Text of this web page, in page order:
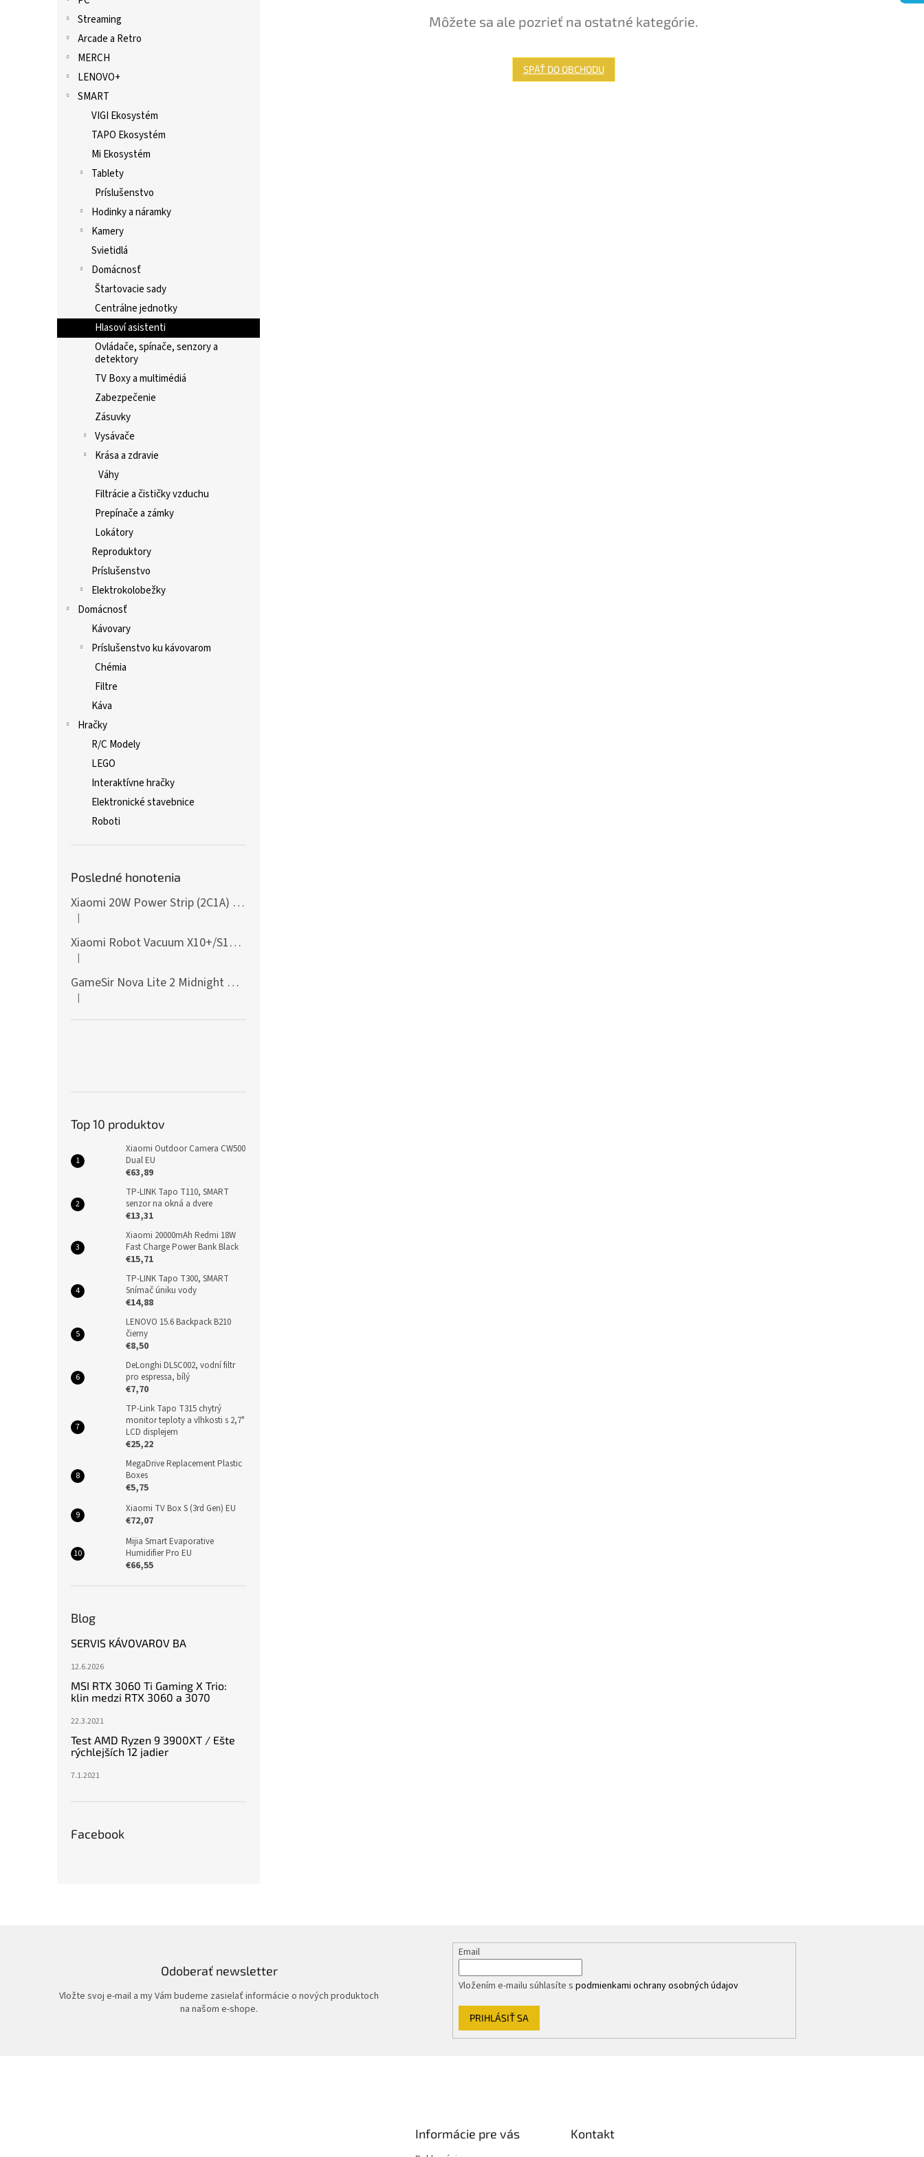
Streaming
Arcade a Retro
MERCH
LENOVO+
SMART
VIGI Ekosystém
TAPO Ekosystém
Mi Ekosystém
Tablety
Príslušenstvo
Hodinky a náramky
Kamery
Svietidlá
Domácnosť
Štartovacie sady
Centrálne jednotky
Hlasoví asistenti
Ovládače, spínače, senzory a
detektory
TV Boxy a multimédiá
Zabezpečenie
Zásuvky
Vysávače
Krása a zdravie
Váhy
Filtrácie a čističky vzduchu
Prepínače a zámky
Lokátory
Reproduktory
Príslušenstvo
Elektrokolobežky
Domácnosť
Kávovary
Príslušenstvo ku kávovarom
Chémia
Filtre
Káva
Hračky
R/C Modely
LEGO
Interaktívne hračky
Elektronické stavebnice
Roboti
Posledné honotenia
Xiaomi 20W Power Strip (2C1A) EU
Hodnotenie produktu je 5 z 5 hviezdičiek.
|
Xiaomi Robot Vacuum X10+/S10+/X10/X20+ Side Brush
Hodnotenie produktu je 5 z 5 hviezdičiek.
|
GameSir Nova Lite 2 Midnight Gray
Hodnotenie produktu je 5 z 5 hviezdičiek.
|
Top 10 produktov
Xiaomi Outdoor Camera CW500
Dual EU
€63,89
TP-LINK Tapo T110, SMART
senzor na okná a dvere
€13,31
Xiaomi 20000mAh Redmi 18W
Fast Charge Power Bank Black
€15,71
TP-LINK Tapo T300, SMART
Snímač úniku vody
€14,88
LENOVO 15.6 Backpack B210
čierny
€8,50
DeLonghi DLSC002, vodní filtr
pro espressa, bílý
€7,70
TP-Link Tapo T315 chytrý
monitor teploty a vlhkosti s 2,7"
LCD displejem
€25,22
MegaDrive Replacement Plastic
Boxes
€5,75
Xiaomi TV Box S (3rd Gen) EU
€72,07
Mijia Smart Evaporative
Humidifier Pro EU
€66,55
Blog
SERVIS KÁVOVAROV BA
12.6.2026
MSI RTX 3060 Ti Gaming X Trio:
klin medzi RTX 3060 a 3070
22.3.2021
Test AMD Ryzen 9 3900XT / Ešte
rýchlejších 12 jadier
7.1.2021
Facebook
Môžete sa ale pozrieť na ostatné kategórie.
SPÄŤ DO OBCHODU
Odoberať newsletter
Vložte svoj e-mail a my Vám budeme zasielať informácie o nových produktoch
na našom e-shope.
Email
Vložením e-mailu súhlasíte spodmienkami ochrany osobných údajov
PRIHLÁSIŤ SA
Informácie pre vás Kontakt